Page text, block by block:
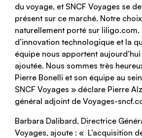
du voyage, et SNCF Voyages se
présent sur ce marché. Notre
naturellement porté sur liligo.com.
d’innovation technologique et la
équipe nous apportent
ajoutée. Nous sommes très
Pierre Bonelli et son équipe au
SNCF Voyages » déclare Pierre
général adjoint de Voyages-
Barbara Dalibard, Directrice
Voyages, ajoute : « L’acquisition